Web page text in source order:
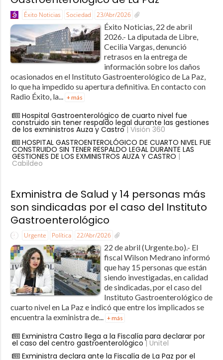
Éxito Noticias Sociedad 23/Abr/2026
Éxito Noticias, 22 de abril
2026.- La diputada de Libre,
Cecilia Vargas, denunció
retrasos en la entrega de
información sobre los daños
ocasionados en el Instituto Gastroenterológico de La Paz,
lo que ha impedido su apertura definitiva. En contacto con
Radio Éxito, la... + más
Hospital Gastroenterológico de cuarto nivel fue
construido sin tener respaldo legal durante las gestiones
de los exministros Auza y Castro| Visión 360
HOSPITAL GASTROENTEROLÓGICO DE CUARTO NIVEL FUE
CONSTRUIDO SIN TENER RESPALDO LEGAL DURANTE LAS
GESTIONES DE LOS EXMINISTROS AUZA Y CASTRO |
Cabildeo
Exministra de Salud y 14 personas más
son sindicadas por el caso del Instituto
Gastroenterológico
Urgente Política 22/Abr/2026
22 de abril (Urgente.bo).- El
fiscal Wilson Medrano informó
que hay 15 personas que están
siendo investigadas, en calidad
de sindicadas, por el caso del
Instituto Gastroenterológico de
cuarto nivel en La Paz e indicó que entre los implicados se
encuentra la exministra de...
+ más
Exministra Castro llega a la Fiscalía para declarar por
el caso del centro gastroenterológico | Unitel
Exministra declara ante la Fiscalía de La Paz por el